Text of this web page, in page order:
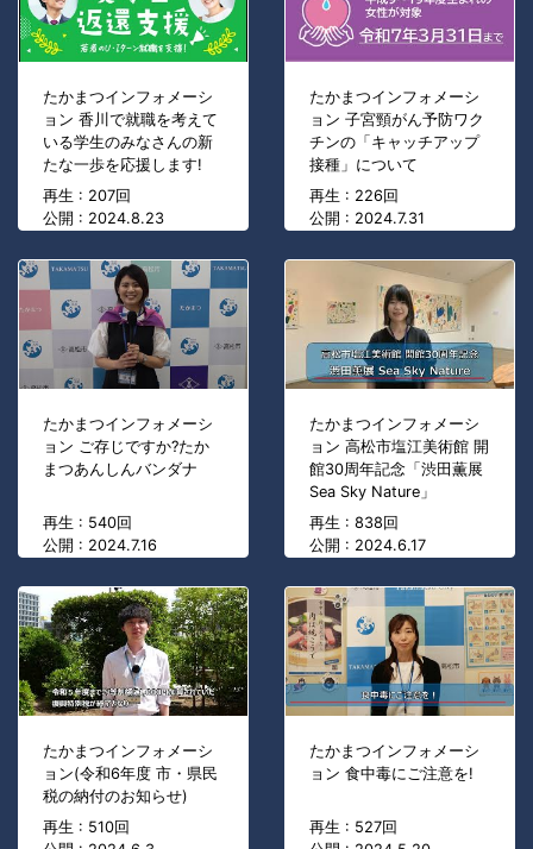
たかまつインフォメーシ
ョン 香川で就職を考えて
いる学生のみなさんの新
たな一歩を応援します!
再生 : 207回
公開 : 2024.8.23
たかまつインフォメーシ
ョン 子宮頸がん予防ワク
チンの「キャッチアップ
接種」について
再生 : 226回
公開 : 2024.7.31
たかまつインフォメーシ
ョン ご存じですか?たか
まつあんしんバンダナ
再生 : 540回
公開 : 2024.7.16
たかまつインフォメーシ
ョン 高松市塩江美術館 開
館30周年記念「渋田薫展
Sea Sky Nature」
再生 : 838回
公開 : 2024.6.17
たかまつインフォメーシ
ョン(令和6年度 市・県民
税の納付のお知らせ)
再生 : 510回
たかまつインフォメーシ
ョン 食中毒にご注意を!
再生 : 527回